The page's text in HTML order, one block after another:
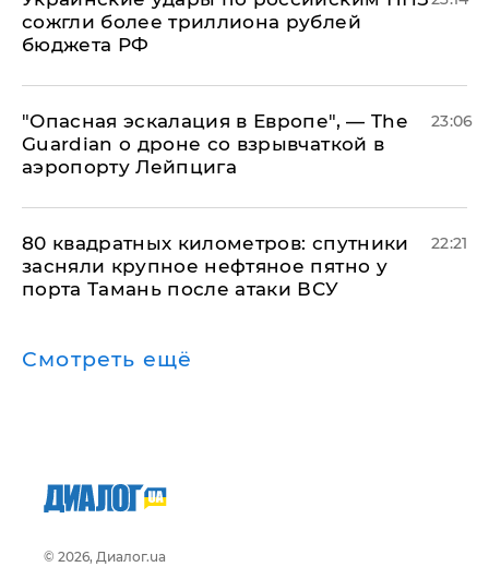
сожгли более триллиона рублей
бюджета РФ
"Опасная эскалация в Европе", — The
Guardian о дроне со взрывчаткой в
аэропорту Лейпцига
23:06
80 квадратных километров: спутники
засняли крупное нефтяное пятно у
порта Тамань после атаки ВСУ
22:21
Смотреть ещё
© 2026, Диалог.ua